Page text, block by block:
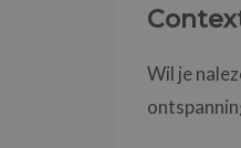
Wil je